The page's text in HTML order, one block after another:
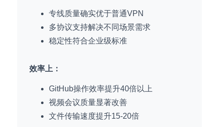
专线质量确实优于普通VPN
多协议支持解决不同场景需求
稳定性符合企业级标准
效率上：
GitHub操作效率提升40倍以上
视频会议质量显著改善
文件传输速度提升15-20倍